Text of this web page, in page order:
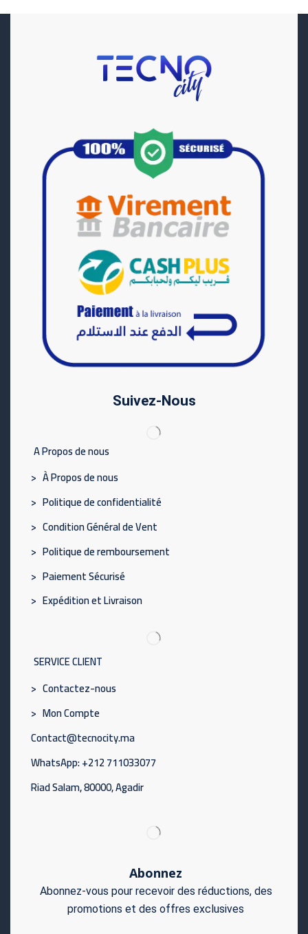
Suivez-Nous
A Propos de nous
> À Propos de nous
> Politique de confidentialité
> Condition Général de Vent
> Politique de remboursement
> Paiement Sécurisé
> Expédition et Livraison
SERVICE CLIENT
> Contactez-nous
> Mon Compte
Contact@tecnocity.ma
WhatsApp: +212 711033077
Riad Salam, 80000, Agadir
Abonnez
Abonnez-vous pour recevoir des réductions, des
promotions et des offres exclusives